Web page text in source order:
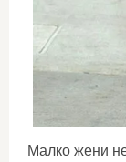
Малко жени